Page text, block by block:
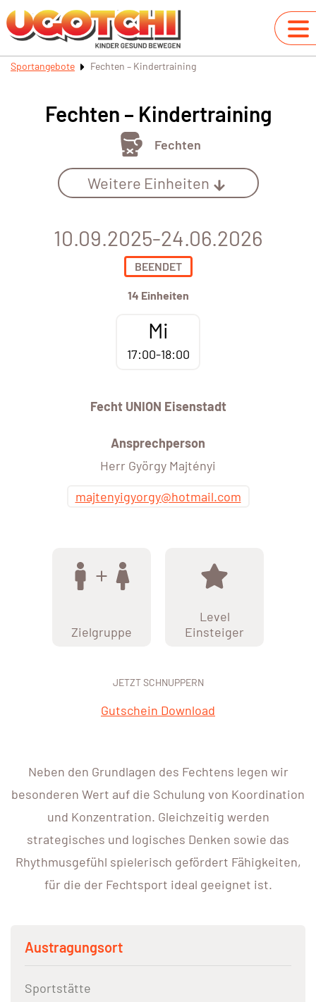
Sportangebote Fechten – Kindertraining
Fechten – Kindertraining
Fechten
Weitere Einheiten
10.09.2025-24.06.2026
BEENDET
14 Einheiten
Mi
17:00-18:00
Fecht UNION Eisenstadt
Ansprechperson
Herr György Majtényi
majtenyigyorgy@hotmail.com
Zielgruppe
Level
Einsteiger
JETZT SCHNUPPERN
Gutschein Download
Neben den Grundlagen des Fechtens legen wir
besonderen Wert auf die Schulung von Koordination
und Konzentration. Gleichzeitig werden
strategisches und logisches Denken sowie das
Rhythmusgefühl spielerisch gefördert Fähigkeiten,
für die der Fechtsport ideal geeignet ist.
Austragungsort
Sportstätte